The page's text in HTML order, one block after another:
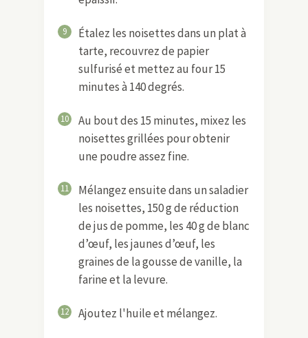
9
Étalez les noisettes dans un plat à
tarte, recouvrez de papier
sulfurisé et mettez au four 15
minutes à 140 degrés.
10
Au bout des 15 minutes, mixez les
noisettes grillées pour obtenir
une poudre assez fine.
11
Mélangez ensuite dans un saladier
les noisettes, 150 g de réduction
de jus de pomme, les 40 g de blanc
d’œuf, les jaunes d’œuf, les
graines de la gousse de vanille, la
farine et la levure.
12 Ajoutez l'huile et mélangez.